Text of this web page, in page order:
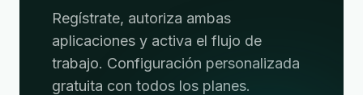
Regístrate, autoriza ambas
aplicaciones y activa el flujo de
trabajo. Configuración personalizada
gratuita con todos los planes.